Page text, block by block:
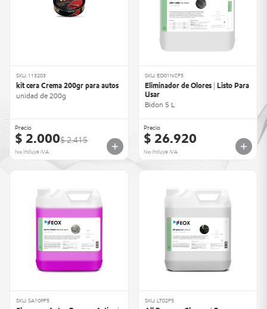
SKU: 113203
kit cera Crema 200gr para autos
unidad de 200g
Precio
$ 2.000$ 2.415
No incluye IVA
SKU: EO01NCF5
Eliminador de Olores | Listo Para
Usar
Bidon 5 L
Precio
$ 26.920
No incluye IVA
SKU: SA10PF5 SKU: LT02F5